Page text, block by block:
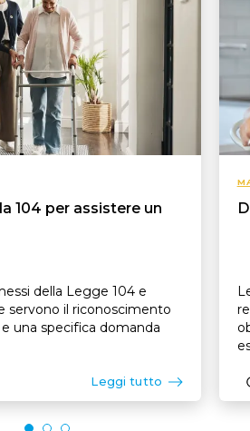
104 per assistere un
della Legge 104 e
servono il riconoscimento
una specifica domanda
Leggi tutto